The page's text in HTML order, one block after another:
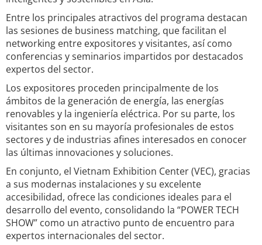
Entre los principales atractivos del programa destacan
las sesiones de business matching, que facilitan el
networking entre expositores y visitantes, así como
conferencias y seminarios impartidos por destacados
expertos del sector.
Los expositores proceden principalmente de los
ámbitos de la generación de energía, las energías
renovables y la ingeniería eléctrica. Por su parte, los
visitantes son en su mayoría profesionales de estos
sectores y de industrias afines interesados en conocer
las últimas innovaciones y soluciones.
En conjunto, el Vietnam Exhibition Center (VEC), gracias
a sus modernas instalaciones y su excelente
accesibilidad, ofrece las condiciones ideales para el
desarrollo del evento, consolidando la “POWER TECH
SHOW” como un atractivo punto de encuentro para
expertos internacionales del sector.